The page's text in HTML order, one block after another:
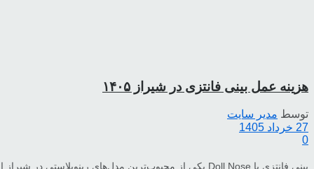
هزینه عمل بینی فانتزی در شیراز ۱۴۰۵
توسط مدیر سایت
27 خرداد 1405
0
بینی فانتزی یا Doll Nose یکی از محبوب‌ترین مدل‌های رینوپلاستی در شیراز است؛ سبکی که معمولاً با نوک سربالا، قوس ...